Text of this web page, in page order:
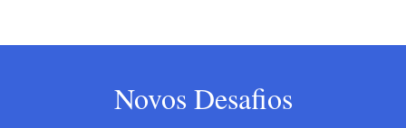
Novos Desafios